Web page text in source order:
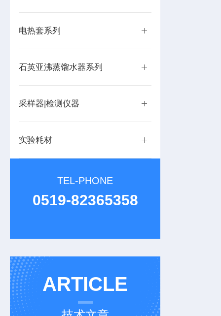
电热套系列
石英亚沸蒸馏水器系列
采样器|检测仪器
实验耗材
TEL-PHONE
0519-82365358
ARTICLE